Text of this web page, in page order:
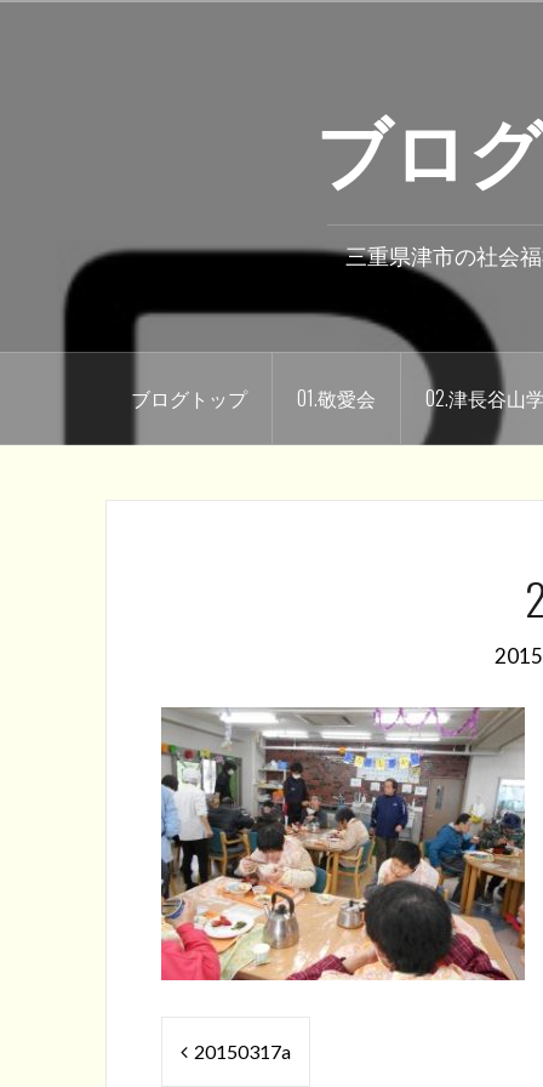
ブロ
三重県津市の社会
ブログトップ 01.敬愛会 02.津長谷山
投
稿20150317a